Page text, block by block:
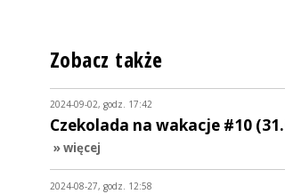
Zobacz także
2024-09-02, godz. 17:42
Czekolada na wakacje #10
» więcej
2024-08-27, godz. 12:58